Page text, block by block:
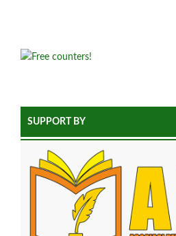
SUPPORT BY